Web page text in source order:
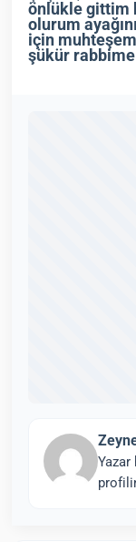
önlükle gittim
olurum
için
şükür rabbime
Yazar